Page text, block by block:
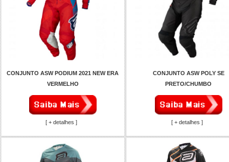
CONJUNTO ASW PODIUM 2021 NEW ERA
VERMELHO
[ + detalhes ]
CONJUNTO ASW POLY SE
PRETO/CHUMBO
[ + detalhes ]